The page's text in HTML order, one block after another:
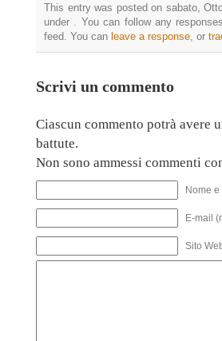
This entry was posted on sabato,
under . You can follow any
feed. You can leave a response , or
Scrivi un commento
Ciascun commento potrà avere
battute.
Non sono ammessi commenti
Nome
E-mail
Sito